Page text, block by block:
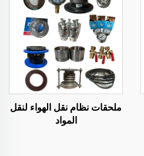
ملحقات نظام نقل الهواء لنقل
المواد